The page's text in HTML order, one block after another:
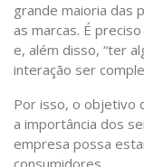
grande maioria das
as marcas. É
e, além disso, “ter
interação ser
Por isso, o objetivo
a importância dos
empresa possa